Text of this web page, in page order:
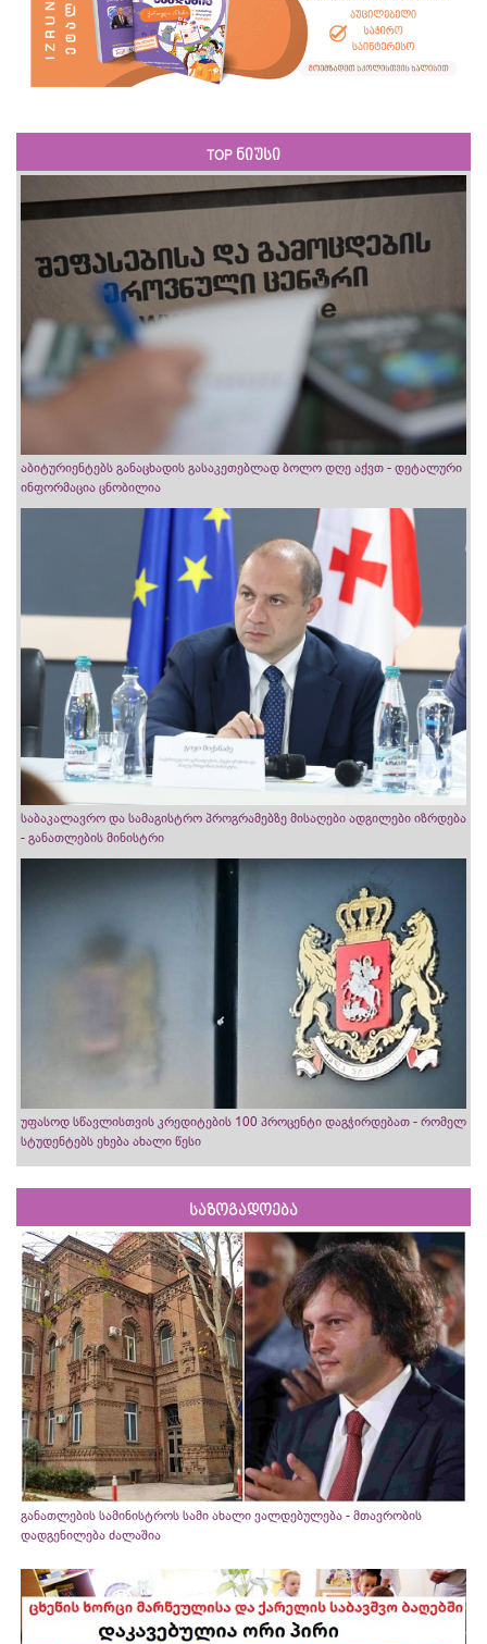
TOP ნიუსი
აბიტურიენტებს განაცხადის გასაკეთებლად ბოლო დღე აქვთ - დეტალური
ინფორმაცია ცნობილია
საბაკალავრო და სამაგისტრო პროგრამებზე მისაღები ადგილები იზრდება
- განათლების მინისტრი
უფასოდ სწავლისთვის კრედიტების 100 პროცენტი დაგჭირდებათ - რომელ
სტუდენტებს ეხება ახალი წესი
საზოგადოება
განათლების სამინისტროს სამი ახალი ვალდებულება - მთავრობის
დადგენილება ძალაშია